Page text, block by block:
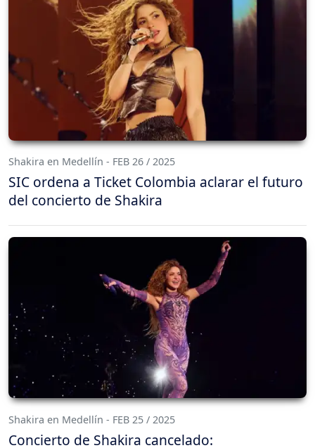
Shakira en Medellín - FEB 26 / 2025
SIC ordena a Ticket Colombia aclarar el futuro
del concierto de Shakira
Shakira en Medellín - FEB 25 / 2025
Concierto de Shakira cancelado: